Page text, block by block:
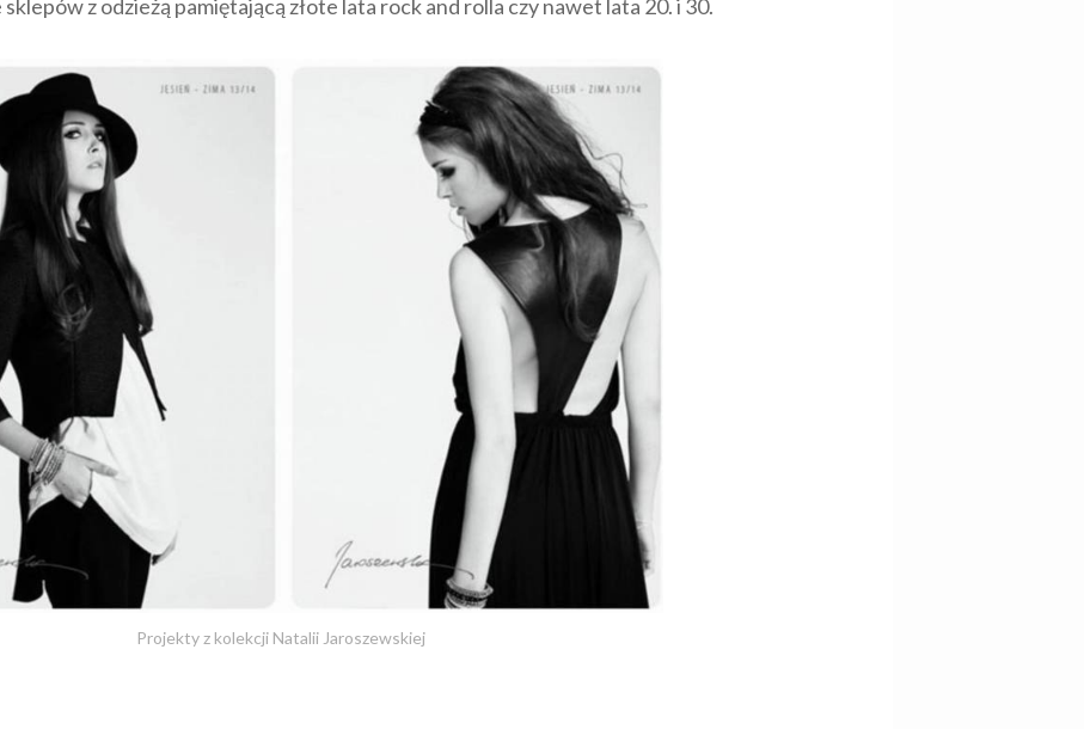
z odzieżą pamiętającą złote lata rock and rolla czy nawet lata 20. i 30.
Projekty z kolekcji Natalii Jaroszewskiej